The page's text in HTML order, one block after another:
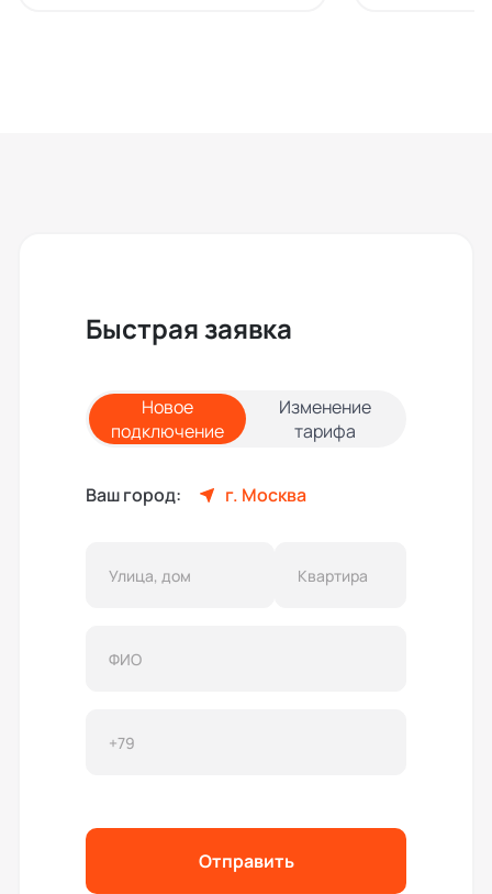
Быстрая заявка
Новое
подключение
Изменение
тарифа
Ваш город: г. Москва
Отправить